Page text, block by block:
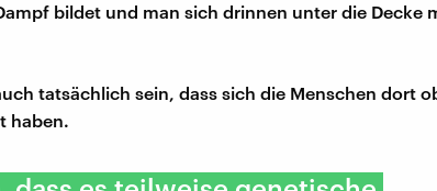
bildet und man sich drinnen unter die Decke
tatsächlich sein, dass sich die Menschen dort
haben.